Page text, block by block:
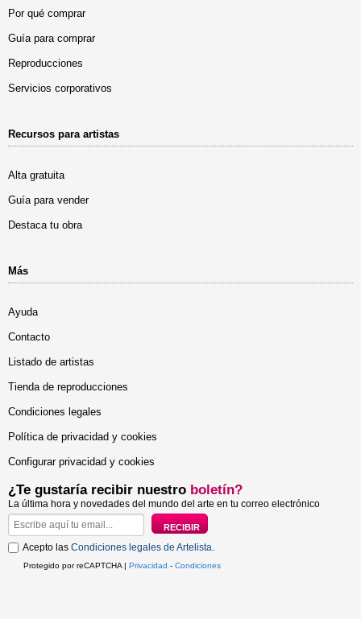
Por qué comprar
Guía para comprar
Reproducciones
Servicios corporativos
Recursos para artistas
Alta gratuita
Guía para vender
Destaca tu obra
Más
Ayuda
Contacto
Listado de artistas
Tienda de reproducciones
Condiciones legales
Política de privacidad y cookies
Configurar privacidad y cookies
¿Te gustaría recibir nuestro boletín?
La última hora y novedades del mundo del arte en tu correo electrónico
Acepto las Condiciones legales de Artelista.
Protegido por reCAPTCHA | Privacidad - Condiciones